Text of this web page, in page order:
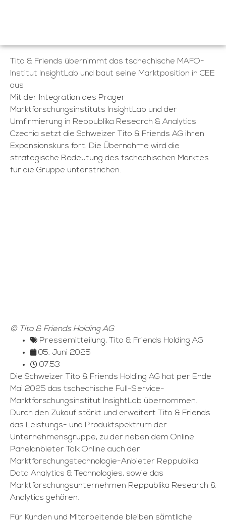
Tito & Friends übernimmt das tschechische MAFO-
Institut InsightLab und baut seine Marktposition in CEE
aus
Mit der Integration des Prager
Marktforschungsinstituts InsightLab und der
Umfirmierung in Reppublika Research & Analytics
Czechia setzt die Schweizer Tito & Friends AG ihren
Expansionskurs fort. Die Übernahme wird die
strategische Bedeutung des tschechischen Marktes
für die Gruppe unterstrichen.
© Tito & Friends Holding AG
Pressemitteilung, Tito & Friends Holding AG
05. Juni 2025
07:53
Die Schweizer Tito & Friends Holding AG hat per Ende
Mai 2025 das tschechische Full-Service-
Marktforschungsinstitut InsightLab übernommen.
Durch den Zukauf stärkt und erweitert Tito & Friends
das Leistungs- und Produktspektrum der
Unternehmensgruppe, zu der neben dem Online
Panelanbieter Talk Online auch der
Marktforschungstechnologie-Anbieter Reppublika
Data Analytics & Technologies, sowie das
Marktforschungsunternehmen Reppublika Research &
Analytics gehören.
Für Kunden und Mitarbeitende bleiben sämtliche